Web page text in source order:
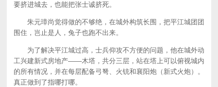
要挤进城去，也能把张士诚挤死。
朱元璋尚觉得做的不够绝，在城外构筑长围，把平江城团团
围住，岂止是人，兔子也跑不出来。
为了解决平江城过高，士兵仰攻不方便的问题，他在城外动
工兴建新式房地产——木塔，共分三层，站在塔上可以俯视城内
的所有情况，并在每层配备弓弩、火铳和襄阳炮（新式火炮）。
真正做到了指哪打哪。